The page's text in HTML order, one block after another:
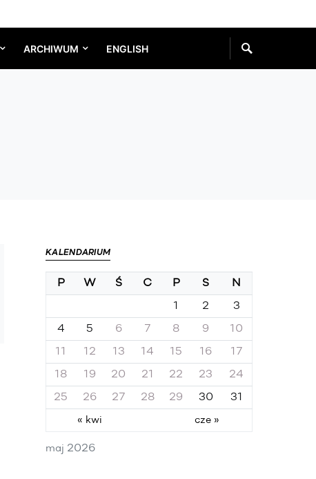
ARCHIWUM ENGLISH
KALENDARIUM
maj 2026
P W Ś C P S N
1 2 3
4 5 6 7 8 9 10
11 12 13 14 15 16 17
18 19 20 21 22 23 24
25 26 27 28 29 30 31
« kwi cze »